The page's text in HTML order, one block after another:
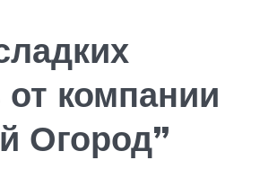
от компании
Огород”